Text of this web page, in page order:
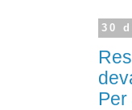
30
Per